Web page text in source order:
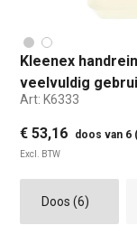
aan winkelwagen
Kleenex
veelvuldig
Art: K6333
€ 53,16 doos van 6
Excl. BTW